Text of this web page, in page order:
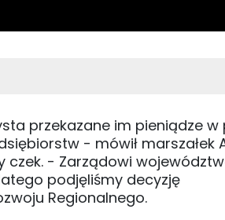
przekazane im pieniądze w
- mówił marszałek
- Zarządowi
podjęliśmy decyzję
Regionalnego.